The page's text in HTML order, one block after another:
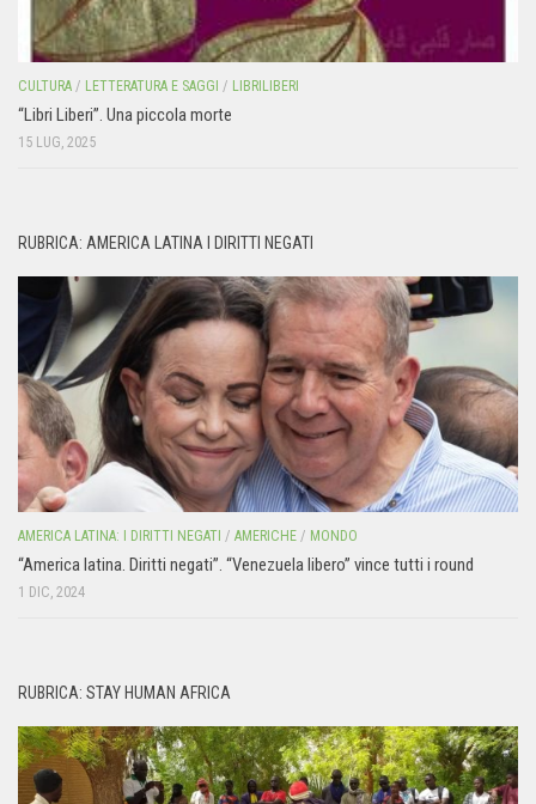
CULTURA / LETTERATURA E SAGGI / LIBRILIBERI
“Libri Liberi”. Una piccola morte
15 LUG, 2025
RUBRICA: AMERICA LATINA I DIRITTI NEGATI
AMERICA LATINA: I DIRITTI NEGATI / AMERICHE / MONDO
“America latina. Diritti negati”. “Venezuela libero” vince tutti i round
1 DIC, 2024
RUBRICA: STAY HUMAN AFRICA